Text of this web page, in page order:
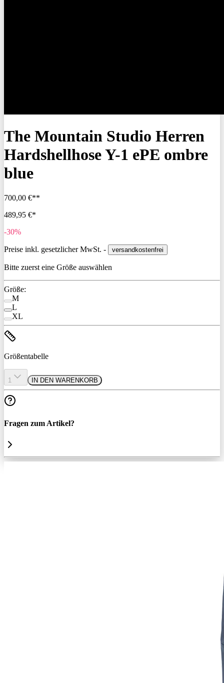
The Mountain Studio Herren
Hardshellhose Y-1 ePE ombre
blue
700,00 €**
489,95 €*
-30%
Preise inkl. gesetzlicher MwSt. - versandkostenfrei
Bitte zuerst eine Größe auswählen
Größe:
M
L
XL
Größentabelle
1 IN DEN WARENKORB
Fragen zum Artikel?